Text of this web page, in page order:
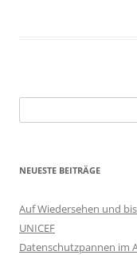
nach:
NEUESTE BEITRÄGE
Auf Wiedersehen und
UNICEF
Datenschutzpannen im